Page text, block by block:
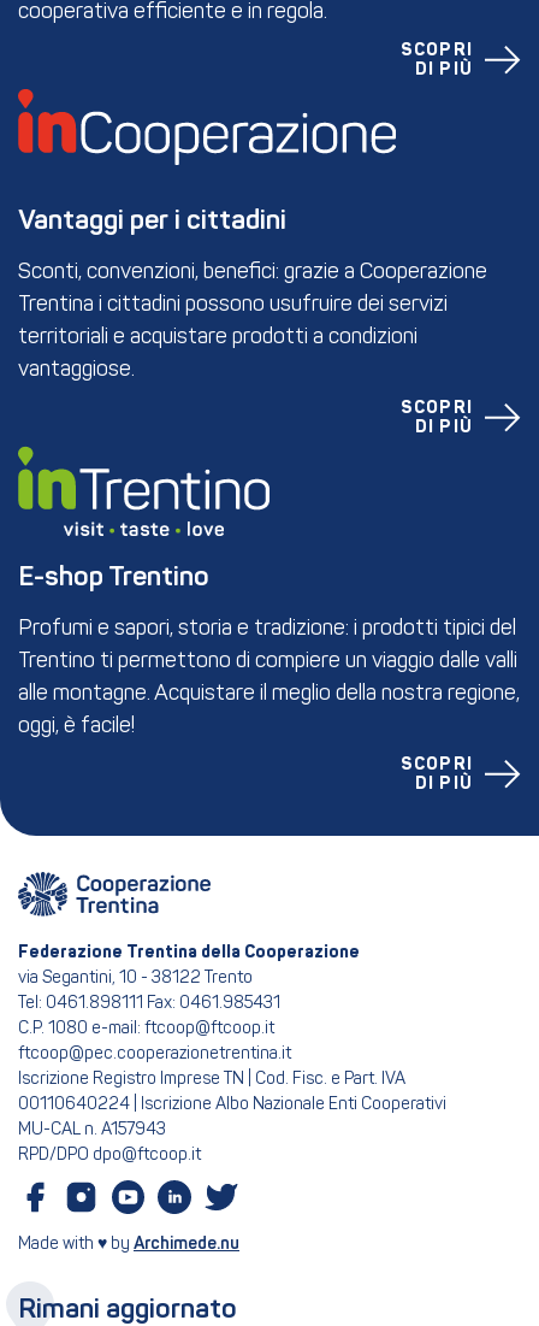
cooperativa efficiente e in regola.
SCOPRI
DI PIÙ
Vantaggi per i cittadini
Sconti, convenzioni, benefici: grazie a Cooperazione
Trentina i cittadini possono usufruire dei servizi
territoriali e acquistare prodotti a condizioni
vantaggiose.
SCOPRI
DI PIÙ
E-shop Trentino
Profumi e sapori, storia e tradizione: i prodotti tipici del
Trentino ti permettono di compiere un viaggio dalle valli
alle montagne. Acquistare il meglio della nostra regione,
oggi, è facile!
SCOPRI
DI PIÙ
Federazione Trentina della Cooperazione
via Segantini, 10 - 38122 Trento
Tel: 0461.898111 Fax: 0461.985431
C.P. 1080 e-mail: ftcoop@ftcoop.it
ftcoop@pec.cooperazionetrentina.it
Iscrizione Registro Imprese TN | Cod. Fisc. e Part. IVA
00110640224 | Iscrizione Albo Nazionale Enti Cooperativi
MU-CAL n. A157943
RPD/DPO dpo@ftcoop.it
Made with ♥ by Archimede.nu
Rimani aggiornato